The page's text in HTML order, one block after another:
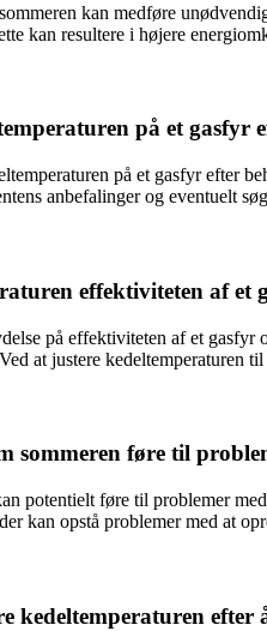
kan medføre
kan resultere i højere
på et gasfyr
på et gasfyr efter
anbefalinger og eventuelt
effektiviteten af et
på effektiviteten af et
at justere kedeltemperaturen
sommeren føre til
potentielt føre til problemer
kan opstå problemer med at
kedeltemperaturen efter